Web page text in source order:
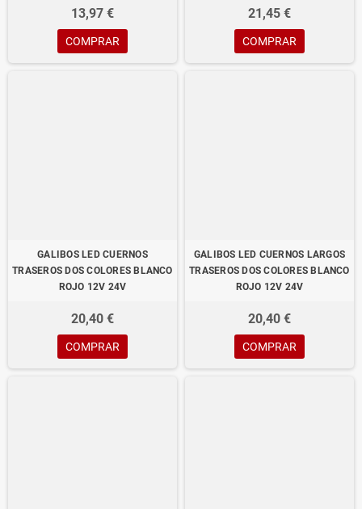
13,97 €
COMPRAR
21,45 €
COMPRAR
GALIBOS LED CUERNOS
TRASEROS DOS COLORES BLANCO
ROJO 12V 24V
20,40 €
COMPRAR
GALIBOS LED CUERNOS LARGOS
TRASEROS DOS COLORES BLANCO
ROJO 12V 24V
20,40 €
COMPRAR